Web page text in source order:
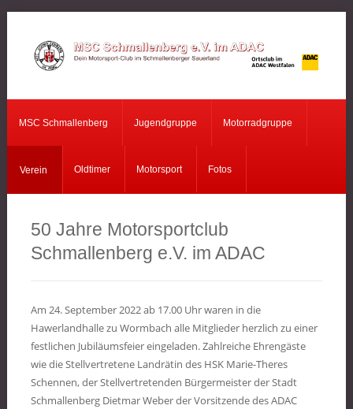
Jugendgruppe
Verein
Oldtimer
Motorsport
MSC Schmallenberg Jugendgruppe Motorradgruppe
Verein Oldtimer Motorsport Fotos
50 Jahre Motorsportclub
Schmallenberg e.V. im ADAC
Am 24. September 2022 ab 17.00 Uhr waren in die
Hawerlandhalle zu Wormbach alle Mitglieder herzlich zu einer
festlichen Jubiläumsfeier eingeladen. Zahlreiche Ehrengäste
wie die Stellvertretene Landrätin des HSK Marie-Theres
Schennen, der Stellvertretenden Bürgermeister der Stadt
Schmallenberg Dietmar Weber der Vorsitzende des ADAC